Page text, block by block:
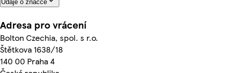
Údaje o značce
Adresa pro vrácení
Bolton Czechia, spol. s r.o.
Štětkova 1638/18
140 00 Praha 4